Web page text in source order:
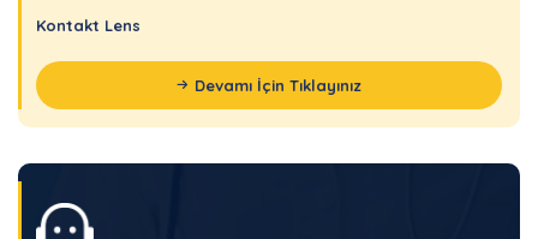
Kontakt Lens
Devamı İçin Tıklayınız